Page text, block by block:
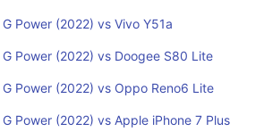
Power (2022) vs Vivo Y51a
Power (2022) vs Doogee S80 Lite
Power (2022) vs Oppo Reno6 Lite
Power (2022) vs Apple iPhone 7 Plus